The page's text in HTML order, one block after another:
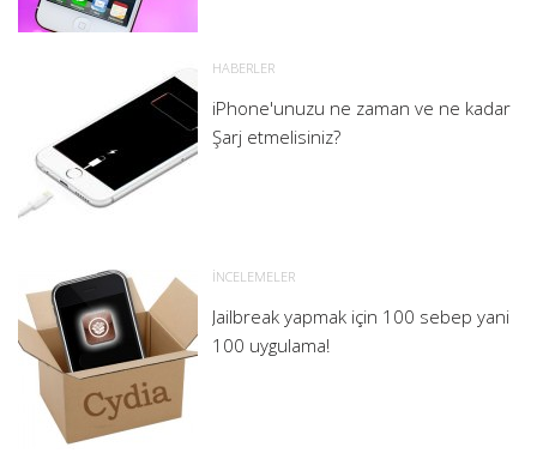
HABERLER
iPhone'unuzu ne zaman ve ne kadar
Şarj etmelisiniz?
İNCELEMELER
Jailbreak yapmak için 100 sebep yani
100 uygulama!